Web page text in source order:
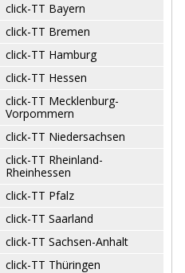
click-TT Bayern
click-TT Bremen
click-TT Hamburg
click-TT Hessen
click-TT Mecklenburg-
Vorpommern
click-TT Niedersachsen
click-TT Rheinland-
Rheinhessen
click-TT Pfalz
click-TT Saarland
click-TT Sachsen-Anhalt
click-TT Thüringen